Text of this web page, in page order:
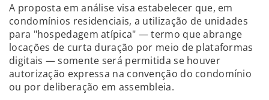
A proposta em análise visa estabelecer que, em
condomínios residenciais, a utilização de unidades
para "hospedagem atípica" — termo que abrange
locações de curta duração por meio de plataformas
digitais — somente será permitida se houver
autorização expressa na convenção do condomínio
ou por deliberação em assembleia.